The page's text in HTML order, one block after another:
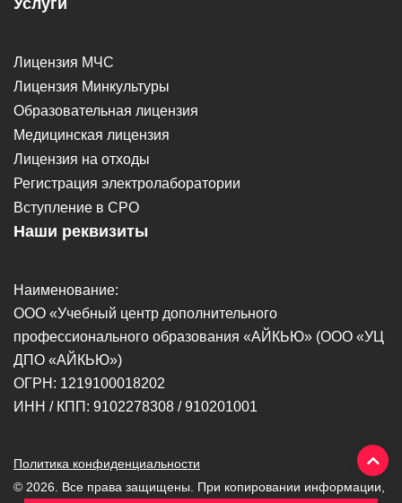
Услуги
Лицензия МЧС
Лицензия Минкультуры
Образовательная лицензия
Медицинская лицензия
Лицензия на отходы
Регистрация электролаборатории
Вступление в СРО
Наши реквизиты
Наименование:
ООО «Учебный центр дополнительного
профессионального образования «АЙКЬЮ» (ООО «УЦ
ДПО «АЙКЬЮ»)
ОГРН: 1219100018202
ИНН / КПП: 9102278308 / 910201001
Политика конфиденциальности
© 2026. Bce права защищены. При копировании информации,